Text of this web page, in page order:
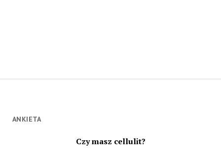
ANKIETA
Czy masz cellulit?